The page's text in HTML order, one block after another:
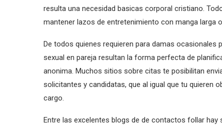
resulta una necesidad basicas corporal cristiano.
mantener lazos de entretenimiento con manga larga
De todos quienes requieren para damas
sexual en pareja resultan la forma perfecta de
anonima. Muchos sitios sobre citas te posibilitan
solicitantes y candidatas, que al igual que tu quieren
cargo.
Entre las excelentes blogs de de contactos follar